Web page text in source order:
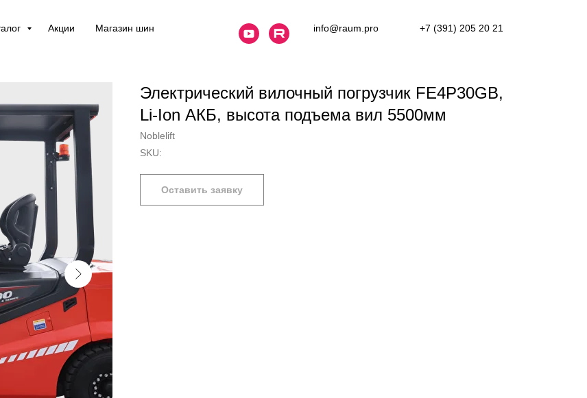
Акции Магазин шин info@raum.pro +7 (391) 205 20 21
Электрический вилочный погрузчик FE4P30GB,
Li-Ion АКБ, высота подъема вил 5500мм
Noblelift
SKU:
Оставить заявку